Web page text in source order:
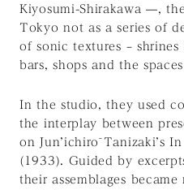
Kiyosumi-Shirakawa —,
Tokyo not as a series of
of sonic textures – shrines
bars, shops and the
In the studio, they used
the interplay between
on Jun’ichirō Tanizaki’s
(1933). Guided by
their assemblages